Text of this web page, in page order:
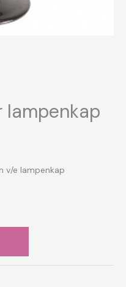
lampenkap
v/e lampenkap